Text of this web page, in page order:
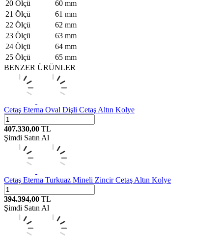
20 Ölçü
60 mm
21 Ölçü
61 mm
22 Ölçü
62 mm
23 Ölçü
63 mm
24 Ölçü
64 mm
25 Ölçü
65 mm
BENZER ÜRÜNLER
Cetaş Eterna Oval Dişli Cetaş Altın Kolye
407.330,00 TL
Şimdi Satın Al
Cetaş Eterna Turkuaz Mineli Zincir Cetaş Altın Kolye
394.394,00 TL
Şimdi Satın Al